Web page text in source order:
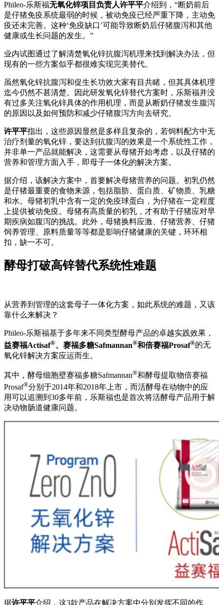
Phileo-乐斯福无氧化锌项目负责人许平平介绍到，“断奶前后
是仔猪免疫系统最弱的时候，被动免疫已经严重下降，主动免
疫还未完善。这种‘免疫缺口’可能导致断奶后仔猪腹泻和其他
健康或生长问题的发生。”
业内试图通过了解清楚氧化锌抗腹泻机理来找到解决办法，但
现有的一些方案似乎都很难实现完美替代。
虽然氧化锌抗腹泻和促生长功效大家有目共睹，但其具体机理
迄今仍然不甚清楚。因此研发氧化锌替代方案时，乐斯福并没
有过多关注氧化锌具体的作用机理，而是从断奶仔猪发生腹泻
的原因以及如何预防和减少仔猪腹泻方向去研究。
许平平指出，这些原因显然是多样且复杂的，若饲料配方中无
治疗剂量的氧化锌，要达到抗腹泻的效果是一个系统性工作，
并非单一产品就能解决，这需要从母猪开始考虑，以及仔猪的
营养和管理方面入手，即母子一体化的解决方案。
据介绍，该解决方案中，首要解决母猪营养的问题。初乳仍然
是仔猪最重要的食物来源，包括脂肪、蛋白质、矿物质、乳糖
和水。母猪初乳中含有一定的免疫球蛋白，为仔猪在一定程度
上提供被动免疫。母猪有高质量的初乳，才有助于仔猪应对早
期疾病如腹泻的挑战。此外，母猪换料应激、仔猪营养、仔猪
饲养管理、原料质量等等都是影响仔猪健康的关键，环环相
扣，缺一不可。
酵母打破高锌替代系统性难题
从营养到管理的这套母子一体化方案，如此系统的难题，又该
靠什么来解决？
Phileo-乐斯福基于多年来不同类型酵母产品的卓越实践效果，
益赛福Actisaf®、赛福多糖Safmannan®和倍赛福Prosaf®的无
氧化锌解决方案应运而生。
其中，酵母细胞壁赛福多糖Safmannan®和酵母提取物倍赛福
Prosaf®分别于2014年和2018年上市，而活酵母在动物中的应
用可以追溯到30多年前，乐斯福也是首次将活酵母产品用于解
决动物肠道健康问题。
据许平平介绍，这3款产品在解决方案中分别发挥不同的作